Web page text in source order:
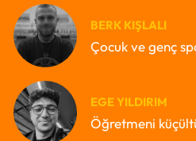
BERK KIŞLALI
Çocuk ve genç
EGE YILDIRIM
Öğretmeni